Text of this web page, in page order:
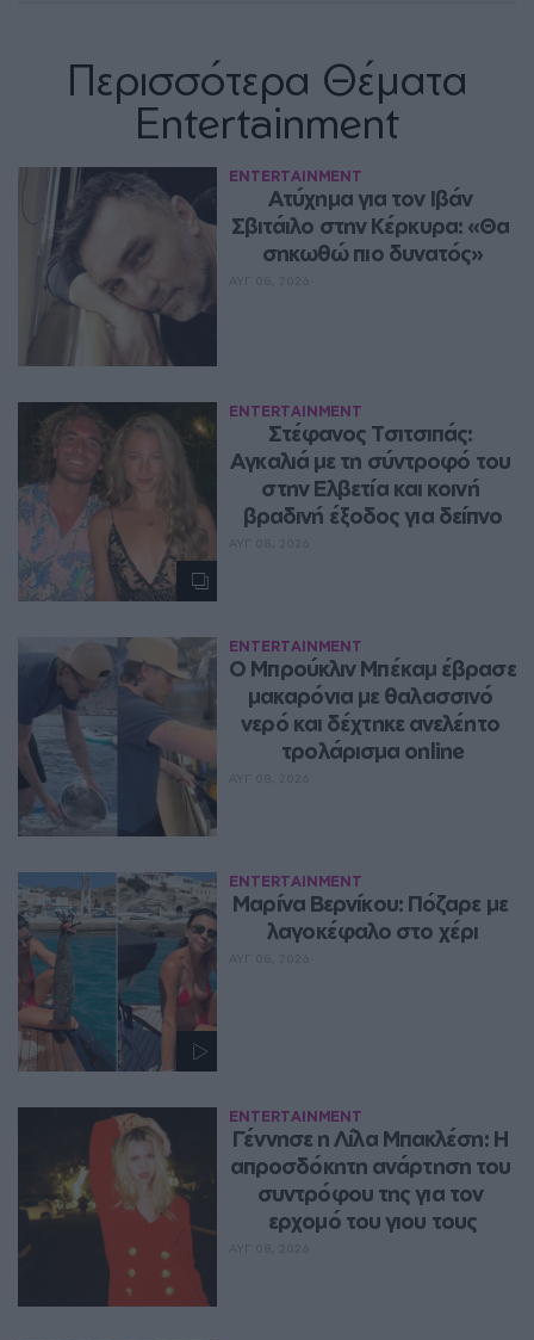
Περισσότερα Θέματα
Entertainment
ENTERTAINMENT
Ατύχημα για τον Ιβάν
Σβιτάιλο στην Κέρκυρα: «Θα
σηκωθώ πιο δυνατός»
ENTERTAINMENT
Στέφανος Τσιτσιπάς:
Αγκαλιά με τη σύντροφό του
στην Ελβετία και κοινή
βραδινή έξοδος για δείπνο
ENTERTAINMENT
Ο Μπρούκλιν Μπέκαμ έβρασε
μακαρόνια με θαλασσινό
νερό και δέχτηκε ανελέητο
τρολάρισμα online
ENTERTAINMENT
Μαρίνα Βερνίκου: Πόζαρε με
λαγοκέφαλο στο χέρι
ENTERTAINMENT
Γέννησε η Λίλα Μπακλέση: Η
απροσδόκητη ανάρτηση του
συντρόφου της για τον
ερχομό του γιου τους